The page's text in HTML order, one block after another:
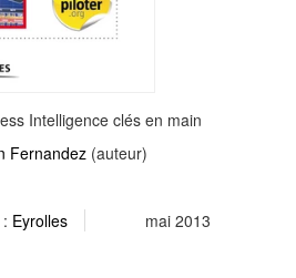
Intelligence clés en main
Fernandez(auteur)
Eyrolles mai 2013